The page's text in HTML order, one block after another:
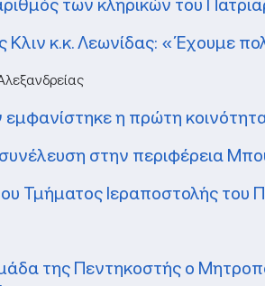
Κλιν κ.κ. Λεωνίδας: «Έχουμε
η πρώτη
στην περιφέρεια
Τμήματος Ιεραποστολής του
της Πεντηκοστής ο